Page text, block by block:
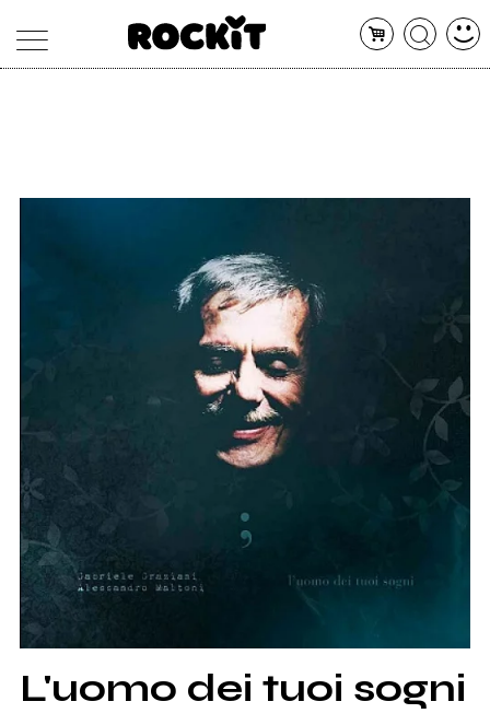
CONCERTI
L'uomo dei tuoi sogni